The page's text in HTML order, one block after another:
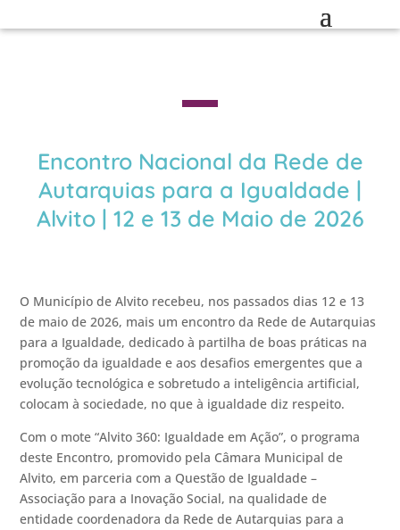
Encontro Nacional da Rede de
Autarquias para a Igualdade |
Alvito | 12 e 13 de Maio de 2026
O Município de Alvito recebeu, nos passados dias 12 e 13
de maio de 2026, mais um encontro da Rede de Autarquias
para a Igualdade, dedicado à partilha de boas práticas na
promoção da igualdade e aos desafios emergentes que a
evolução tecnológica e sobretudo a inteligência artificial,
colocam à sociedade, no que à igualdade diz respeito.
Com o mote “Alvito 360: Igualdade em Ação”, o programa
deste Encontro, promovido pela Câmara Municipal de
Alvito, em parceria com a Questão de Igualdade –
Associação para a Inovação Social, na qualidade de
entidade coordenadora da Rede de Autarquias para a